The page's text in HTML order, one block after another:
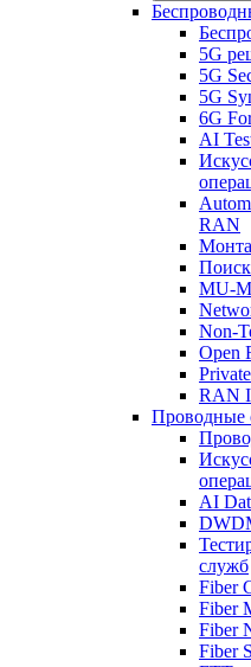
5G
5G
5G
6G
AI
RAN
MU-
Non-
Open
RAN
Проводные
AI
служб
Fiber
Fiber
Fiber
Fiber